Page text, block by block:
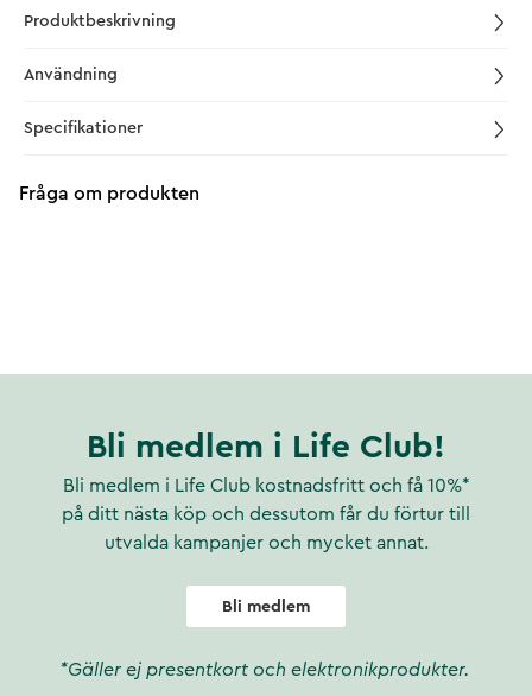
Produktbeskrivning
Användning
Specifikationer
Fråga om produkten
Bli medlem i Life Club!
Bli medlem i Life Club kostnadsfritt och få 10%*
på ditt nästa köp och dessutom får du förtur till
utvalda kampanjer och mycket annat.
Bli medlem
*Gäller ej presentkort och elektronikprodukter.